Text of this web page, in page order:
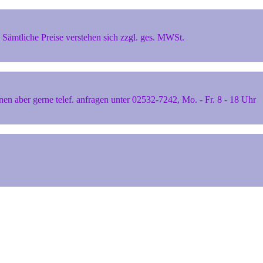
Preise verstehen sich zzgl. ges. MWSt.
aber gerne telef. anfragen unter 02532-7242, Mo. - Fr. 8 - 18 Uhr